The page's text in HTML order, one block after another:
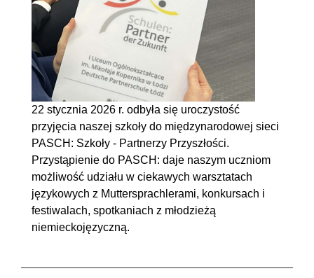
22 stycznia 2026 r. odbyła się uroczystość
przyjęcia naszej szkoły do międzynarodowej sieci
PASCH: Szkoły - Partnerzy Przyszłości.
Przystąpienie do PASCH: daje naszym uczniom
możliwość udziału w ciekawych warsztatach
językowych z Muttersprachlerami, konkursach i
festiwalach, spotkaniach z młodzieżą
niemieckojęzyczną.